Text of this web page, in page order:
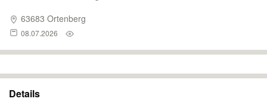
63683 Ortenberg
08.07.2026
Details